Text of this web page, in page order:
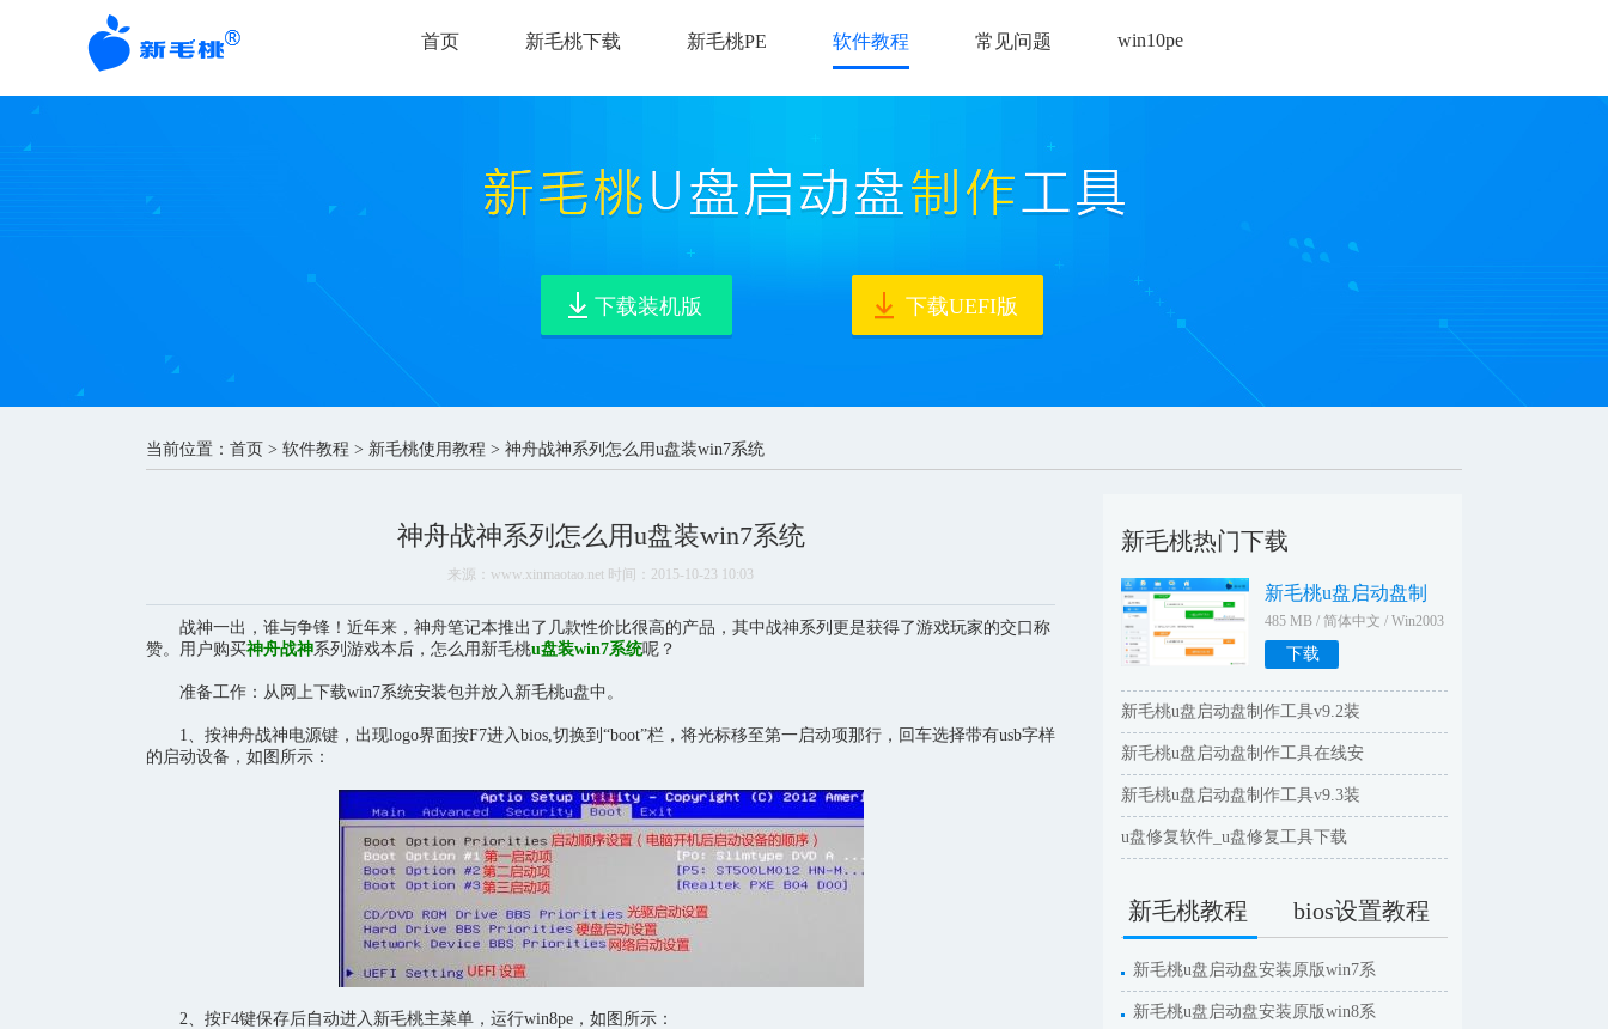
首页 新毛桃下载 新毛桃PE 软件教程 常见问题 win10pe
下载装机版 下载UEFI版
当前位置： 首页 > 软件教程 > 新毛桃使用教程 > 神舟战神系列怎么用u盘装win7系统
神舟战神系列怎么用u盘装win7系统
来源：www.xinmaotao.net 时间：2015-10-23 10:03
战神一出，谁与争锋！近年来，神舟笔记本推出了几款性价比很高的产品，其中战神系列更是获得了游戏玩家的交口称
赞。用户购买神舟战神系列游戏本后，怎么用新毛桃u盘装win7系统呢？
准备工作：从网上下载win7系统安装包并放入新毛桃u盘中。
1、按神舟战神电源键，出现logo界面按F7进入bios,切换到“boot”栏，将光标移至第一启动项那行，回车选择带有usb字样
的启动设备，如图所示：
2、按F4键保存后自动进入新毛桃主菜单，运行win8pe，如图所示：
新毛桃热门下载
新毛桃u盘启动盘制
485 MB / 简体中文 / Win2003
WinXPWin2000Win9X
下载
新毛桃u盘启动盘制作工具v9.2装
新毛桃u盘启动盘制作工具在线安
新毛桃u盘启动盘制作工具v9.3装
u盘修复软件_u盘修复工具下载
新毛桃教程 bios设置教程
新毛桃u盘启动盘安装原版win7系
新毛桃u盘启动盘安装原版win8系